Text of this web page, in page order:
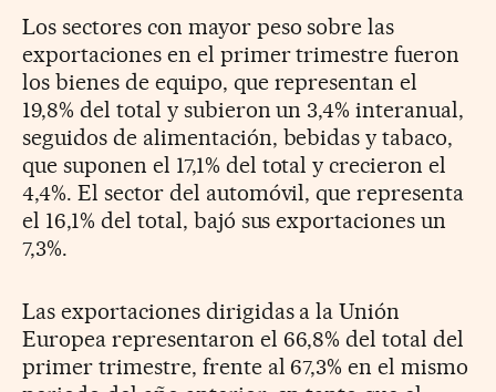
Los sectores con mayor peso sobre las
exportaciones en el primer trimestre fueron
los bienes de equipo, que representan el
19,8% del total y subieron un 3,4% interanual,
seguidos de alimentación, bebidas y tabaco,
que suponen el 17,1% del total y crecieron el
4,4%. El sector del automóvil, que representa
el 16,1% del total, bajó sus exportaciones un
7,3%.
Las exportaciones dirigidas a la Unión
Europea representaron el 66,8% del total del
primer trimestre, frente al 67,3% en el mismo